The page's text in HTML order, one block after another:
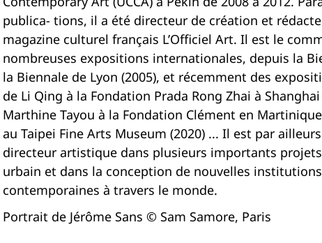
publica- tions, il a été directeur de création et
magazine culturel français L’Officiel Art. Il est le
nombreuses expositions internationales, depuis la
la Biennale de Lyon (2005), et récemment des
de Li Qing à la Fondation Prada Rong Zhai à Shanghai
Marthine Tayou à la Fondation Clément en
au Taipei Fine Arts Museum (2020) ... Il est par
directeur artistique dans plusieurs importants
urbain et dans la conception de nouvelles
contemporaines à travers le monde.
Portrait de Jérôme Sans © Sam Samore, Paris